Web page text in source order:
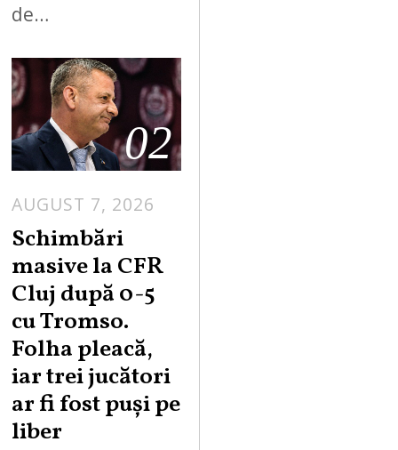
de…
02
AUGUST 7, 2026
Schimbări
masive la CFR
Cluj după 0-5
cu Tromso.
Folha pleacă,
iar trei jucători
ar fi fost puși pe
liber